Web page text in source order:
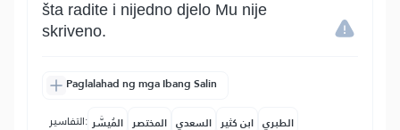
šta radite i nijedno djelo Mu nije
skriveno.
Paglalahad ng mga Ibang Salin
التفاسير: المُيسَّر المختصر السعدي ابن كثير الطبري